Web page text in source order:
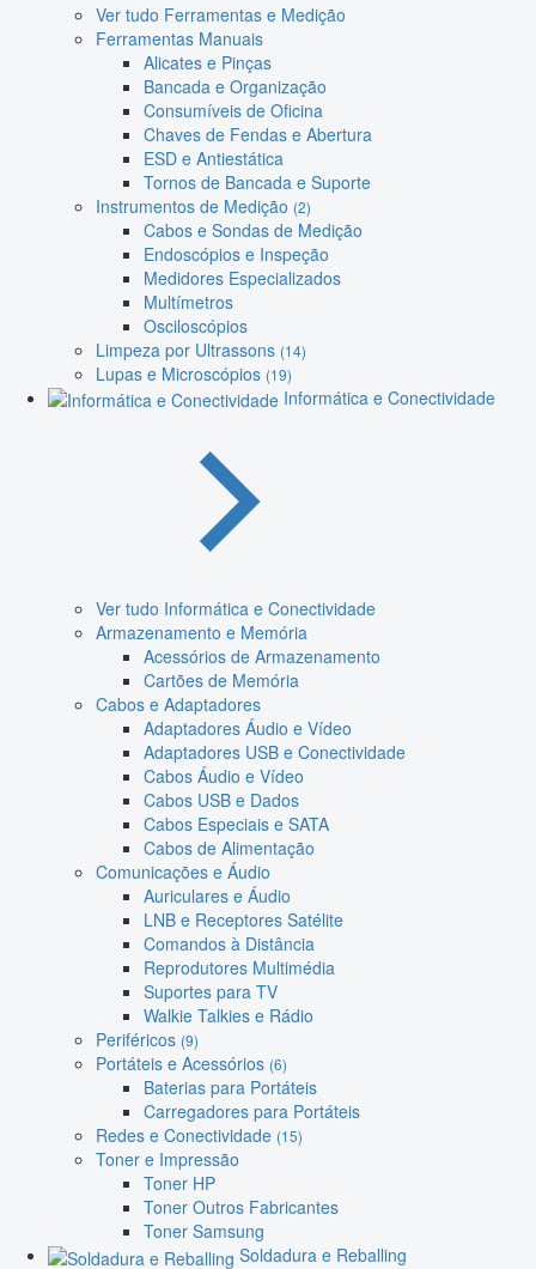
Ver tudo Ferramentas e Medição
Ferramentas Manuais
Alicates e Pinças
Bancada e Organização
Consumíveis de Oficina
Chaves de Fendas e Abertura
ESD e Antiestática
Tornos de Bancada e Suporte
Instrumentos de Medição (2)
Cabos e Sondas de Medição
Endoscópios e Inspeção
Medidores Especializados
Multímetros
Osciloscópios
Limpeza por Ultrassons (14)
Lupas e Microscópios (19)
Informática e Conectividade
Ver tudo Informática e Conectividade
Armazenamento e Memória
Acessórios de Armazenamento
Cartões de Memória
Cabos e Adaptadores
Adaptadores Áudio e Vídeo
Adaptadores USB e Conectividade
Cabos Áudio e Vídeo
Cabos USB e Dados
Cabos Especiais e SATA
Cabos de Alimentação
Comunicações e Áudio
Auriculares e Áudio
LNB e Receptores Satélite
Comandos à Distância
Reprodutores Multimédia
Suportes para TV
Walkie Talkies e Rádio
Periféricos (9)
Portáteis e Acessórios (6)
Baterias para Portáteis
Carregadores para Portáteis
Redes e Conectividade (15)
Toner e Impressão
Toner HP
Toner Outros Fabricantes
Toner Samsung
Soldadura e Reballing